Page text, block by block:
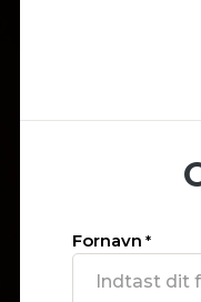
Fornavn *